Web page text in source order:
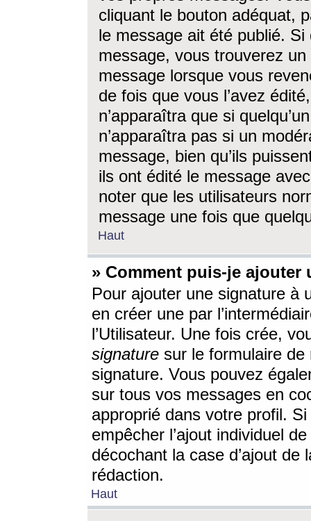
cliquant le bouton adéquat,
le message ait été publié. Si
message, vous trouverez
message lorsque vous
de fois que vous l’avez
n’apparaîtra que si
n’apparaîtra pas si un
message, bien qu’ils
ils ont édité le message
noter que les utilisateurs
message une fois que
Haut
» Comment puis-je ajouter
Pour ajouter une signature à
en créer une par
l’Utilisateur. Une fois crée,
signature sur le formulaire de
signature. Vous pouvez
sur tous vos messages en
approprié dans votre profil.
empêcher l’ajout individuel
décochant la case d’ajout
rédaction.
Haut